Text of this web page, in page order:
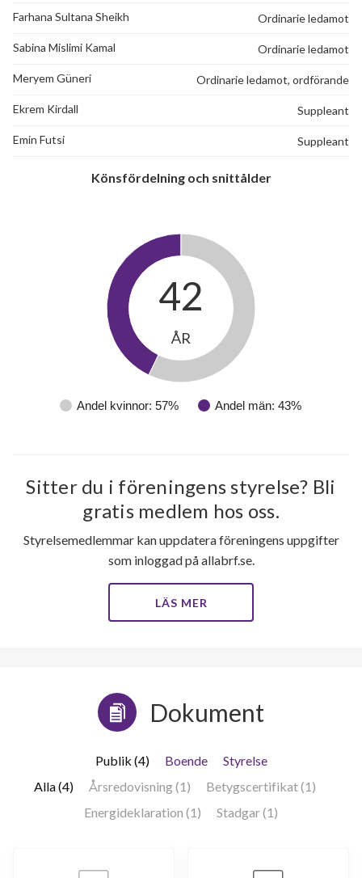
Farhana Sultana Sheikh Ordinarie ledamot
Sabina Mislimi Kamal Ordinarie ledamot
Meryem Güneri Ordinarie ledamot, ordförande
Ekrem Kirdall Suppleant
Emin Futsi Suppleant
Könsfördelning och snittålder
Andel kvinnor: 57% Andel män: 43%
42
ÅR
Sitter du i föreningens styrelse? Bli
gratis medlem hos oss.
Styrelsemedlemmar kan uppdatera föreningens uppgifter
som inloggad på allabrf.se.
LÄS MER
Dokument
Publik (4) Boende
Styrelse
Alla (4)
Årsredovisning (1)
Betygscertifikat (1)
Energideklaration (1)
Stadgar (1)